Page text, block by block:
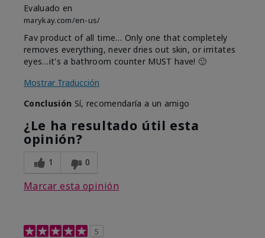
Evaluado en
marykay.com/en-us/
Fav product of all time… Only one that completely
removes everything, never dries out skin, or irritates
eyes…it's a bathroom counter MUST have! 🙂
Mostrar Traducción
Conclusión Sí, recomendaría a un amigo
¿Le ha resultado útil esta
opinión?
1 0
Marcar esta opinión
5